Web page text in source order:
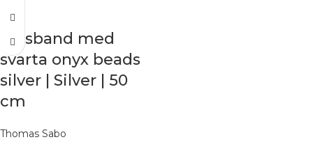
Halsband med
svarta onyx beads
silver | Silver | 50
cm
Thomas Sabo